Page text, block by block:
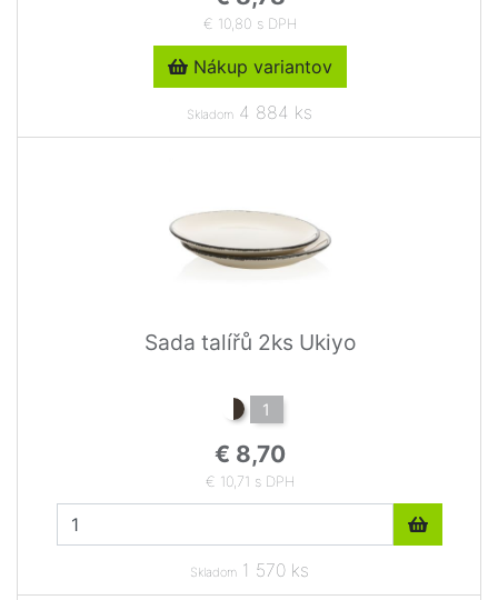
€ 10,80 s DPH
Nákup variantov
Skladom 4 884 ks
Sada talířů 2ks Ukiyo
1
€ 8,70
€ 10,71 s DPH
Skladom 1 570 ks